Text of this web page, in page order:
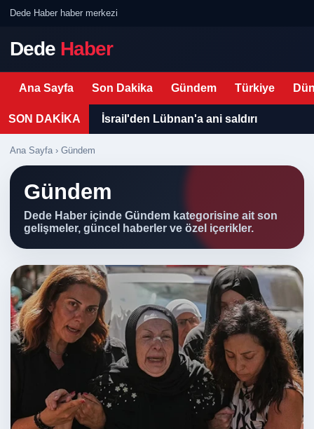
Dede Haber haber merkezi
Dede Haber
Ana Sayfa Son Dakika Gündem Türkiye
SON DAKİKA İsrail'den Lübnan'a ani saldırı
Ana Sayfa › Gündem
Gündem
Dede Haber içinde Gündem kategorisine ait son
gelişmeler, güncel haberler ve özel içerikler.